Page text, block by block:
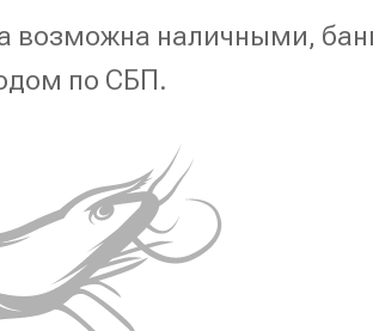
возможна наличными,
по СБП.